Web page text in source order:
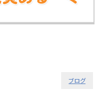
ブログ